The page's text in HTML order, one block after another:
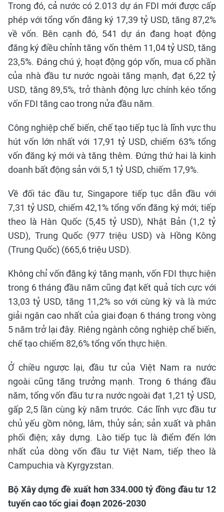
Trong đó, cả nước có 2.013 dự án FDI mới được cấp
phép với tổng vốn đăng ký 17,39 tỷ USD, tăng 87,2%
về vốn. Bên cạnh đó, 541 dự án đang hoạt động
đăng ký điều chỉnh tăng vốn thêm 11,04 tỷ USD, tăng
23,5%. Đáng chú ý, hoạt động góp vốn, mua cổ phần
của nhà đầu tư nước ngoài tăng mạnh, đạt 6,22 tỷ
USD, tăng 89,5%, trở thành động lực chính kéo tổng
vốn FDI tăng cao trong nửa đầu năm.
Công nghiệp chế biến, chế tạo tiếp tục là lĩnh vực thu
hút vốn lớn nhất với 17,91 tỷ USD, chiếm 63% tổng
vốn đăng ký mới và tăng thêm. Đứng thứ hai là kinh
doanh bất động sản với 5,1 tỷ USD, chiếm 17,9%.
Về đối tác đầu tư, Singapore tiếp tục dẫn đầu với
7,31 tỷ USD, chiếm 42,1% tổng vốn đăng ký mới; tiếp
theo là Hàn Quốc (5,45 tỷ USD), Nhật Bản (1,2 tỷ
USD), Trung Quốc (977 triệu USD) và Hồng Kông
(Trung Quốc) (665,6 triệu USD).
Không chỉ vốn đăng ký tăng mạnh, vốn FDI thực hiện
trong 6 tháng đầu năm cũng đạt kết quả tích cực với
13,03 tỷ USD, tăng 11,2% so với cùng kỳ và là mức
giải ngân cao nhất của giai đoạn 6 tháng trong vòng
5 năm trở lại đây. Riêng ngành công nghiệp chế biến,
chế tạo chiếm 82,6% tổng vốn thực hiện.
Ở chiều ngược lại, đầu tư của Việt Nam ra nước
ngoài cũng tăng trưởng mạnh. Trong 6 tháng đầu
năm, tổng vốn đầu tư ra nước ngoài đạt 1,21 tỷ USD,
gấp 2,5 lần cùng kỳ năm trước. Các lĩnh vực đầu tư
chủ yếu gồm nông, lâm, thủy sản; sản xuất và phân
phối điện; xây dựng. Lào tiếp tục là điểm đến lớn
nhất của dòng vốn đầu tư Việt Nam, tiếp theo là
Campuchia và Kyrgyzstan.
Bộ Xây dựng đề xuất hơn 334.000 tỷ đồng đầu tư 12
tuyến cao tốc giai đoạn 2026-2030